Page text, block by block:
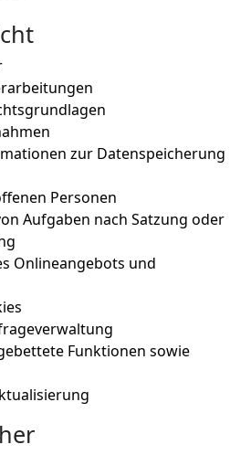
zur Datenspeicherung
Personen
Aufgaben nach Satzung oder
Onlineangebots und
Funktionen sowie